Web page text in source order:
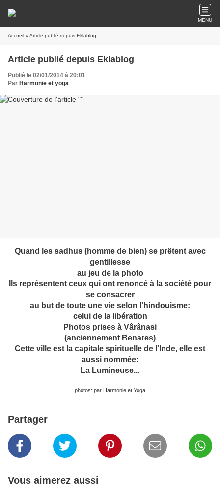
MENU
Accueil » Article publié depuis Eklablog
Article publié depuis Eklablog
Publié le 02/01/2014 à 20:01
Par Harmonie et yoga
Quand les sadhus (homme de bien) se prêtent avec
gentillesse
au jeu de la photo
Ils représentent ceux qui ont renoncé à la société pour
se consacrer
au but de toute une vie selon l'hindouisme:
celui de la libération
Photos prises à Vârânasi
(anciennement Benares)
Cette ville est la capitale spirituelle de l'Inde, elle est
aussi nommée:
La Lumineuse...
photos: par Harmonie et Yoga
Partager
Vous aimerez aussi